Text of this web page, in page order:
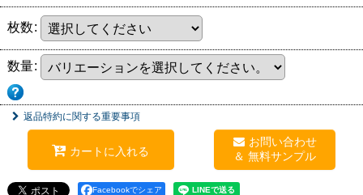
枚数:
数量:
返品特約に関する重要事項
カートに入れる
お問い合わせ
Facebookでシェア